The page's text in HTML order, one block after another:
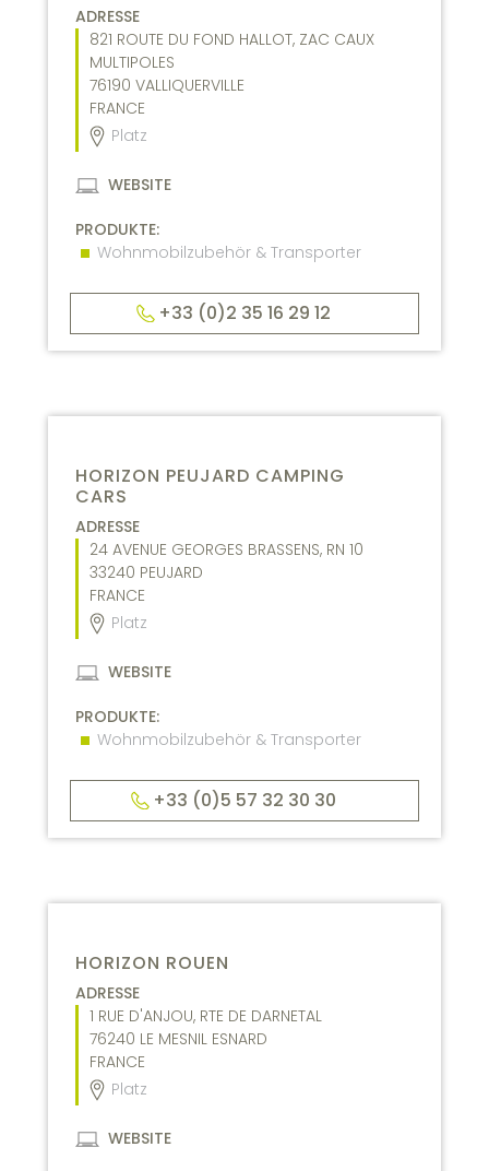
ADRESSE
821 ROUTE DU FOND HALLOT, ZAC CAUX
MULTIPOLES
76190 VALLIQUERVILLE
FRANCE
Platz
WEBSITE
PRODUKTE:
Wohnmobilzubehör & Transporter
+33 (0)2 35 16 29 12
HORIZON PEUJARD CAMPING
CARS
ADRESSE
24 AVENUE GEORGES BRASSENS, RN 10
33240 PEUJARD
FRANCE
Platz
WEBSITE
PRODUKTE:
Wohnmobilzubehör & Transporter
+33 (0)5 57 32 30 30
HORIZON ROUEN
ADRESSE
1 RUE D'ANJOU, RTE DE DARNETAL
76240 LE MESNIL ESNARD
FRANCE
Platz
WEBSITE